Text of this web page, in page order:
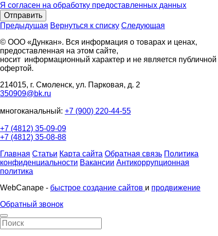
Я согласен на обработку предоставленных данных
Отправить
Предыдущая Вернуться к списку Следующая
© ООО «Дункан». Вся информация о товарах и ценах,
предоставленная на этом сайте,
носит информационный характер и не является публичной
офертой.
214015, г. Смоленск, ул. Парковая, д. 2
350909@bk.ru
многоканальный: +7 (900) 220-44-55
+7 (4812) 35-09-09
+7 (4812) 35-08-88
Главная Статьи Карта сайта Обратная связь Политика
конфиденциальности Вакансии Антикоррупционная
политика
WebCanape - быстрое создание сайтов и продвижение
Обратный звонок